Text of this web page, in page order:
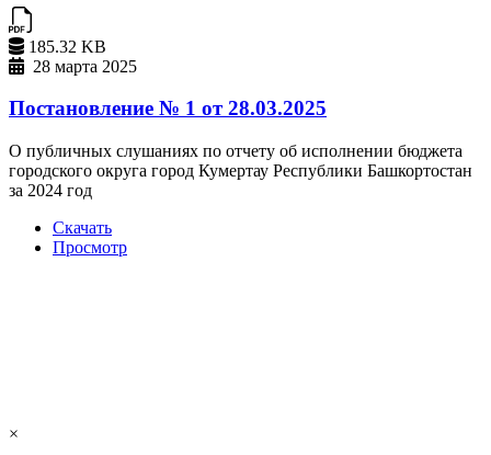
185.32 KB
28 марта 2025
Постановление № 1 от 28.03.2025
О публичных слушаниях по отчету об исполнении бюджета
городского округа город Кумертау Республики Башкортостан
за 2024 год
Скачать
Просмотр
×